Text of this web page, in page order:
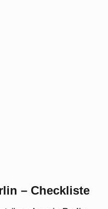
– Checkliste